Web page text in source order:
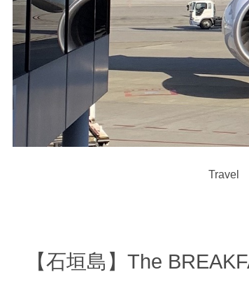
Travel
【石垣島】The